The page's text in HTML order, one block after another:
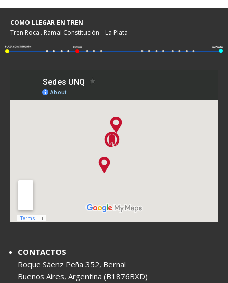
COMO LLEGAR EN TREN
Tren Roca . Ramal Constitución – La Plata
CONTACTOS
Roque Sáenz Peña 352, Bernal
Buenos Aires, Argentina (B1876BXD)